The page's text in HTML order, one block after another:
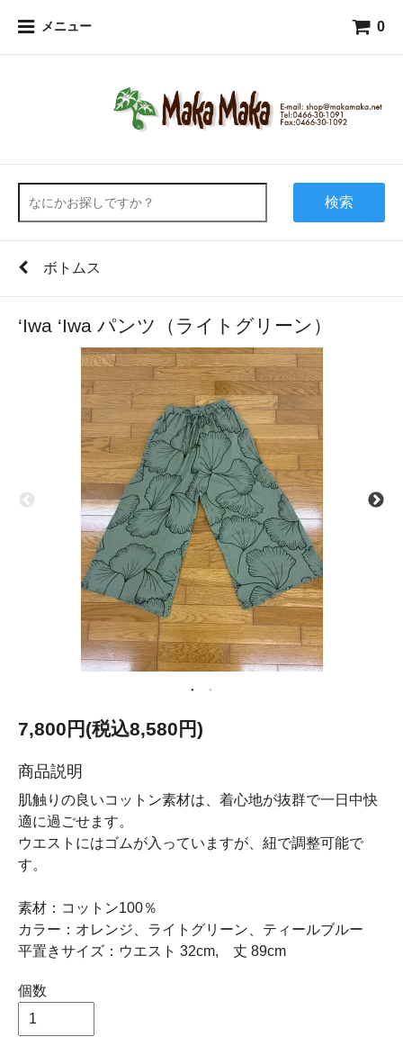
メニュー 0
検索
ボトムス
‘Iwa ‘Iwa パンツ（ライトグリーン）
7,800円(税込8,580円)
商品説明
肌触りの良いコットン素材は、着心地が抜群で一日中快
適に過ごせます。
ウエストにはゴムが入っていますが、紐で調整可能で
す。
素材：コットン100％
カラー：オレンジ、ライトグリーン、ティールブルー
平置きサイズ：ウエスト 32cm, 丈 89cm
個数